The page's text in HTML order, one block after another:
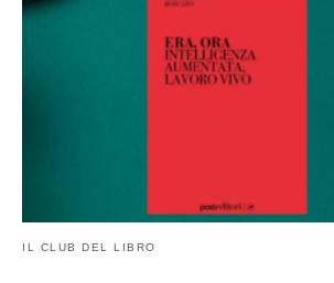
IL CLUB DEL LIBRO